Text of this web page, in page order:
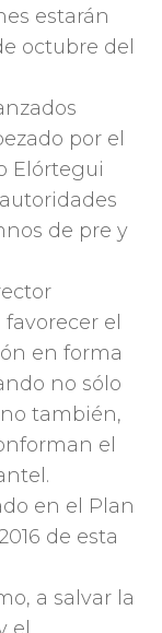
estarán
octubre del
por el
Elórtegui
de pre y
el
en forma
no sólo
también,
el
en el Plan
de esta
a salvar la